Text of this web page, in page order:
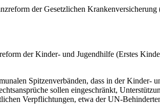
der Gesetzlichen
der Kinder- und Jugendhilfe (Erstes
Spitzenverbänden, dass in der Kinder-
sollen eingeschränkt,
Verpflichtungen, etwa der UN-